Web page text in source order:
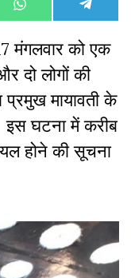
Share
on
WhatsAppShare
on
मंगलवार को एक
दो लोगों की
प्रमुख मायावती के
इस घटना में करीब
होने की सूचना